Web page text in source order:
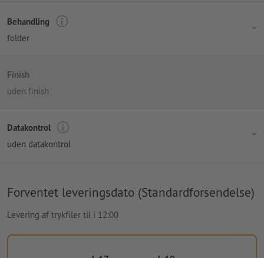
Behandling
folder
Finish
uden finish
Datakontrol
uden datakontrol
Forventet leveringsdato (Standardforsendelse)
Levering af trykfiler til i 12:00